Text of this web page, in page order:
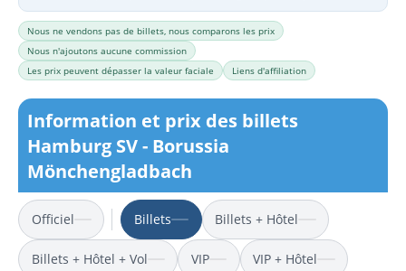
Nous ne vendons pas de billets, nous comparons les prix
Nous n'ajoutons aucune commission
Les prix peuvent dépasser la valeur faciale
Liens d'affiliation
Information et prix des billets
Hamburg SV - Borussia
Mönchengladbach
Officiel Billets Billets + Hôtel
Billets + Hôtel + Vol VIP VIP + Hôtel